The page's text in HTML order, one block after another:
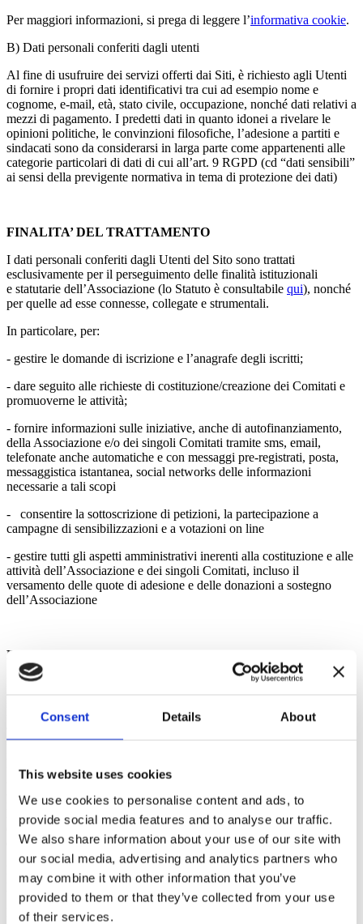
Consent Details About
This website uses cookies
We use cookies to personalise content and ads, to
provide social media features and to analyse our traffic.
We also share information about your use of our site with
our social media, advertising and analytics partners who
may combine it with other information that you’ve
provided to them or that they’ve collected from your use
of their services.
Per maggiori informazioni, si prega di leggere l’informativa cookie.
B) Dati personali conferiti dagli utenti
Al fine di usufruire dei servizi offerti dai Siti, è richiesto agli Utenti
di fornire i propri dati identificativi tra cui ad esempio nome e
cognome, e-mail, età, stato civile, occupazione, nonché dati relativi a
mezzi di pagamento. I predetti dati in quanto idonei a rivelare le
opinioni politiche, le convinzioni filosofiche, l’adesione a partiti e
sindacati sono da considerarsi in larga parte come appartenenti alle
categorie particolari di dati di cui all’art. 9 RGPD (cd “dati sensibili”
ai sensi della previgente normativa in tema di protezione dei dati)
FINALITA’ DEL TRATTAMENTO
I dati personali conferiti dagli Utenti del Sito sono trattati
esclusivamente per il perseguimento delle finalità istituzionali
e statutarie dell’Associazione (lo Statuto è consultabile qui), nonché
per quelle ad esse connesse, collegate e strumentali.
In particolare, per:
- gestire le domande di iscrizione e l’anagrafe degli iscritti;
- dare seguito alle richieste di costituzione/creazione dei Comitati e
promuoverne le attività;
- fornire informazioni sulle iniziative, anche di autofinanziamento,
della Associazione e/o dei singoli Comitati tramite sms, email,
telefonate anche automatiche e con messaggi pre-registrati, posta,
messaggistica istantanea, social networks delle informazioni
necessarie a tali scopi
-
consentire la sottoscrizione di petizioni, la partecipazione a
campagne di sensibilizzazioni e a votazioni on line
- gestire tutti gli aspetti amministrativi inerenti alla costituzione e alle
attività dell’Associazione e dei singoli Comitati, incluso il
versamento delle quote di adesione e delle donazioni a sostegno
dell’Associazione
BASE GIURIDICA
Il trattamento dei dati personali da parte dell’Associazione ha la
propria base giuridica nel consenso nell’art. 9, paragrafo 2, lettera d)
RGPD, che prevede, in espresso riferimento alle fondazioni,
associazioni o altri organismi senza scopo di lucro che perseguano
finalità politiche, filosofiche, religiose che il consenso non sia
“che hanno con essi contatti regolari” o degli “aderenti”, se il
legittimi individuati dall’atto costitutivo, dallo statuto”, e se con
l’informativa l’ente comunica all’interessato le modalità dell’utilizzo
dei dati, e sempre che i dati non siano comunicati all’esterno o
diffusi.
Pertanto, il trattamento operato dall’Associazione non necessita della
previa acquisizione del consenso degli interessati.
In ogni caso, il Titolare al fine di una maggior tutela degli interessati